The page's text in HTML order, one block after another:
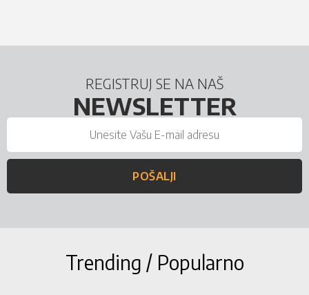
REGISTRUJ SE NA NAŠ
NEWSLETTER
POŠALJI
Trending / Popularno